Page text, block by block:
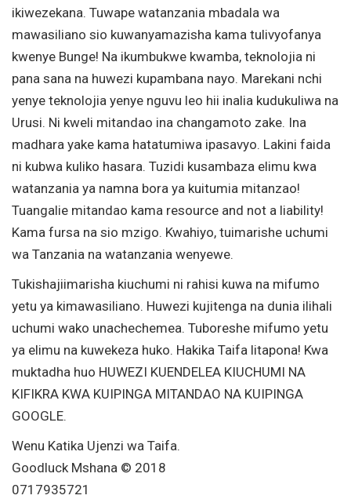
ikiwezekana. Tuwape watanzania mbadala wa
mawasiliano sio kuwanyamazisha kama tulivyofanya
kwenye Bunge! Na ikumbukwe kwamba, teknolojia ni
pana sana na huwezi kupambana nayo. Marekani nchi
yenye teknolojia yenye nguvu leo hii inalia kudukuliwa na
Urusi. Ni kweli mitandao ina changamoto zake. Ina
madhara yake kama hatatumiwa ipasavyo. Lakini faida
ni kubwa kuliko hasara. Tuzidi kusambaza elimu kwa
watanzania ya namna bora ya kuitumia mitanzao!
Tuangalie mitandao kama resource and not a liability!
Kama fursa na sio mzigo. Kwahiyo, tuimarishe uchumi
wa Tanzania na watanzania wenyewe.
Tukishajiimarisha kiuchumi ni rahisi kuwa na mifumo
yetu ya kimawasiliano. Huwezi kujitenga na dunia ilihali
uchumi wako unachechemea. Tuboreshe mifumo yetu
ya elimu na kuwekeza huko. Hakika Taifa litapona! Kwa
muktadha huo HUWEZI KUENDELEA KIUCHUMI NA
KIFIKRA KWA KUIPINGA MITANDAO NA KUIPINGA
GOOGLE.
Wenu Katika Ujenzi wa Taifa.
Goodluck Mshana © 2018
0717935721